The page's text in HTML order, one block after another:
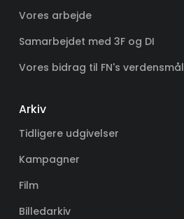
Vores arbejde
Samarbejdet med 3F og DI
Vores bidrag til FN's verdensmål
Arkiv
Tidligere udgivelser
Kampagner
Film
Billedarkiv